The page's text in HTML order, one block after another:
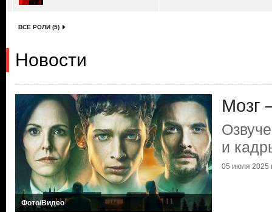
ВСЕ РОЛИ (5)
Новости
Фото/Видео
Мозг
и
05 июля 2025